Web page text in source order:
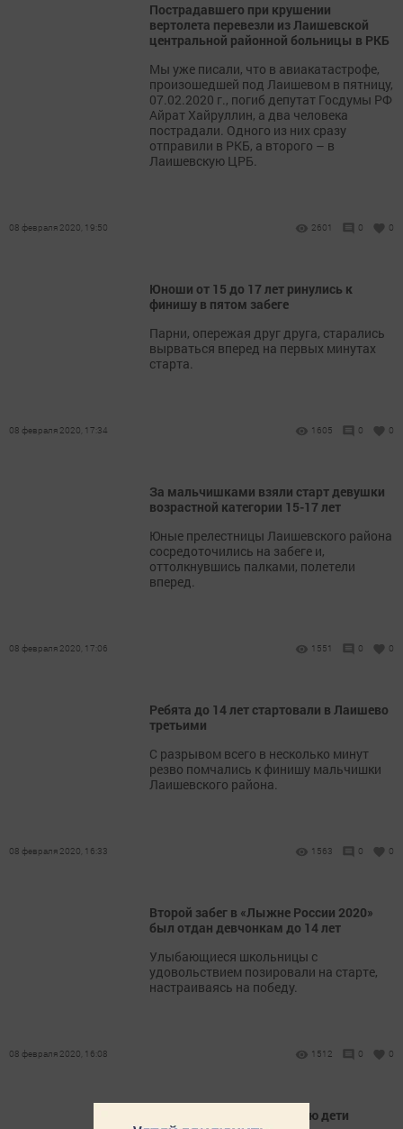
Пострадавшего при крушении
вертолета перевезли из Лаишевской
центральной районной больницы в РКБ
Мы уже писали, что в авиакатастрофе,
произошедшей под Лаишевом в пятницу,
07.02.2020 г., погиб депутат Госдумы РФ
Айрат Хайруллин, а два человека
пострадали. Одного из них сразу
отправили в РКБ, а второго – в
Лаишевскую ЦРБ.
08 февраля 2020, 19:50 2601 0 0
Юноши от 15 до 17 лет ринулись к
финишу в пятом забеге
Парни, опережая друг друга, старались
вырваться вперед на первых минутах
старта.
08 февраля 2020, 17:34 1605 0 0
За мальчишками взяли старт девушки
возрастной категории 15-17 лет
Юные прелестницы Лаишевского района
сосредоточились на забеге и,
оттолкнувшись палками, полетели
вперед.
08 февраля 2020, 17:06 1551 0 0
Ребята до 14 лет стартовали в Лаишево
третьими
С разрывом всего в несколько минут
резво помчались к финишу мальчишки
Лаишевского района.
08 февраля 2020, 16:33 1563 0 0
Второй забег в «Лыжне России 2020»
был отдан девчонкам до 14 лет
Улыбающиеся школьницы с
удовольствием позировали на старте,
настраиваясь на победу.
08 февраля 2020, 16:08 1512 0 0
Первыми вышли на лыжню дети